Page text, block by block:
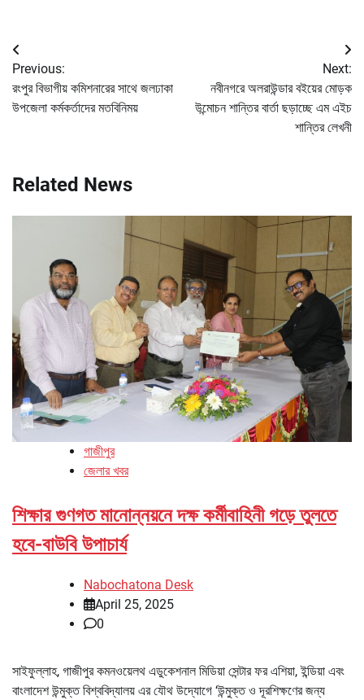
Post
navigation
Previous:
রংপুর বিভাগীয় কমিশনারের সাথে জলঢাকা
উপজেলা কর্মকর্তাদের মতবিনিময়
Next:
নবীনগরে অলরাউন্ডার বইয়ের মোড়ক
উন্মোচন শান্তির বার্তা ছড়াচ্ছে এম এইচ
শান্তির লেখনী
Related News
গাজীপুর
জেলার খবর
শিক্ষার গুণগত মানোন্নয়নে দক্ষ কর্মীবাহিনী গড়ে তুলতে
হবে-বাউবি উপাচার্য
Nabochatona Desk
April 25, 2025
0
সাইফুল্লাহ, গাজীপুর কমনওয়েলথ এডুকেশনাল মিডিয়া সেন্টার ফর এশিয়া, ইন্ডিয়া এবং
বাংলাদেশ উন্মুক্ত বিশ্ববিদ্যালয় এর যৌথ উদ্যোগে ‘উন্মুক্ত ও দূরশিক্ষণের জন্য